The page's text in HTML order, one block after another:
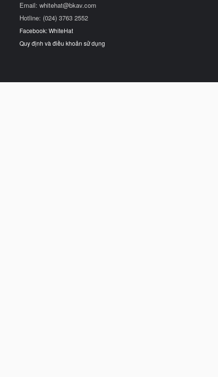
Email: whitehat@bkav.com
Hotline: (024) 3763 2552
Facebook: WhiteHat
Quy định và điều khoản sử dụng